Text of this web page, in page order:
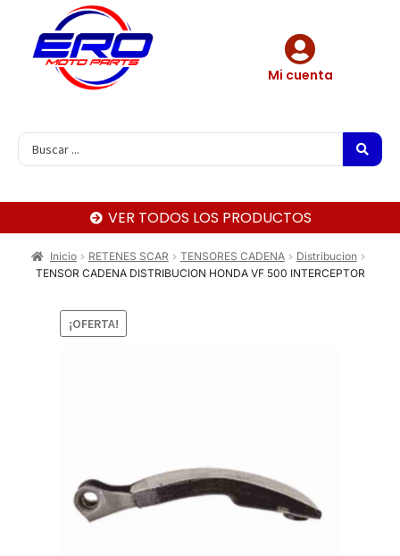
Mi cuenta
VER TODOS LOS PRODUCTOS
Inicio RETENES SCAR TENSORES CADENA
Distribucion
TENSOR CADENA DISTRIBUCION HONDA VF 500 INTERCEPTOR
¡OFERTA!